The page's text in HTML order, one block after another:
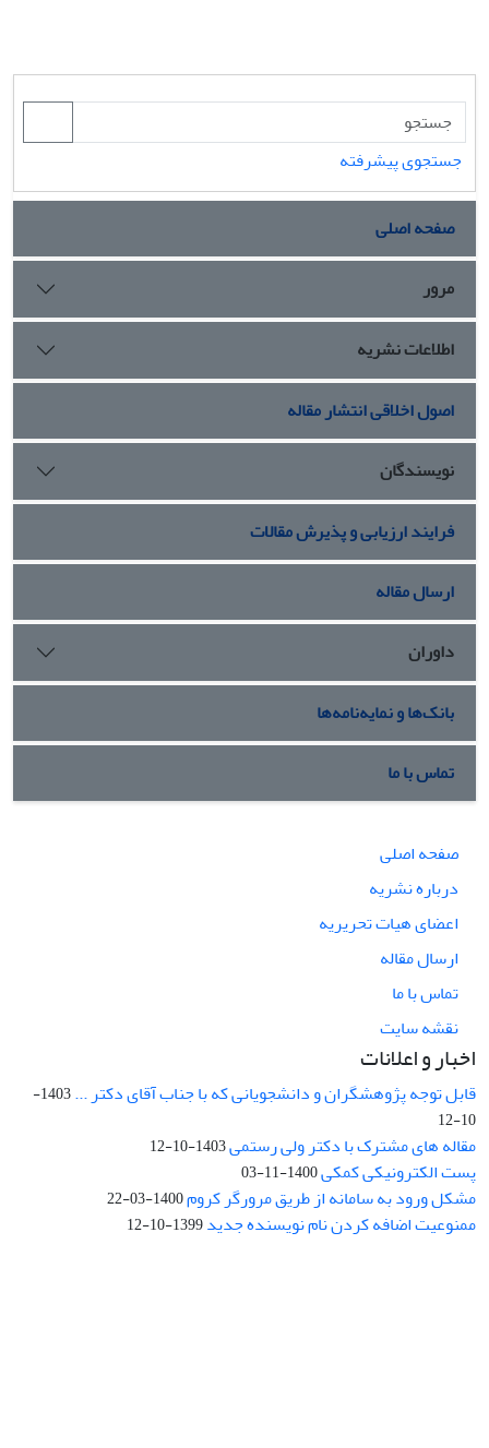
جستجوی پیشرفته
صفحه اصلی
مرور
اطلاعات نشریه
اصول اخلاقی انتشار مقاله
نویسندگان
فرایند ارزیابی و پذیرش مقالات
ارسال مقاله
داوران
بانک‌ها و نمایه‌نامه‌ها
تماس با ما
صفحه اصلی
درباره نشریه
اعضای هیات تحریریه
ارسال مقاله
تماس با ما
نقشه سایت
اخبار و اعلانات
قابل توجه پژوهشگران و دانشجویانی که با جناب آقای دکتر ...
1403-
10-12
مقاله های مشترک با دکتر ولی رستمی1403-10-12
پست الکترونیکی کمکی1400-11-03
مشکل ورود به سامانه از طریق مرورگر کروم1400-03-22
ممنوعیت اضافه کردن نام نویسنده جدید1399-10-12